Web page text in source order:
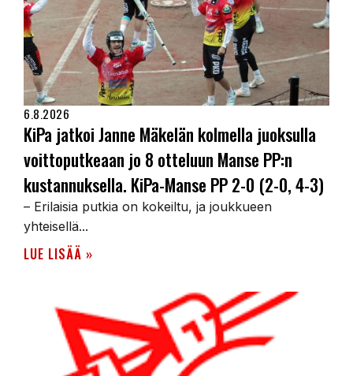
6.8.2026
KiPa jatkoi Janne Mäkelän kolmella juoksulla
voittoputkeaan jo 8 otteluun Manse PP:n
kustannuksella. KiPa-Manse PP 2-0 (2-0, 4-3)
– Erilaisia putkia on kokeiltu, ja joukkueen
yhteisellä...
LUE LISÄÄ »